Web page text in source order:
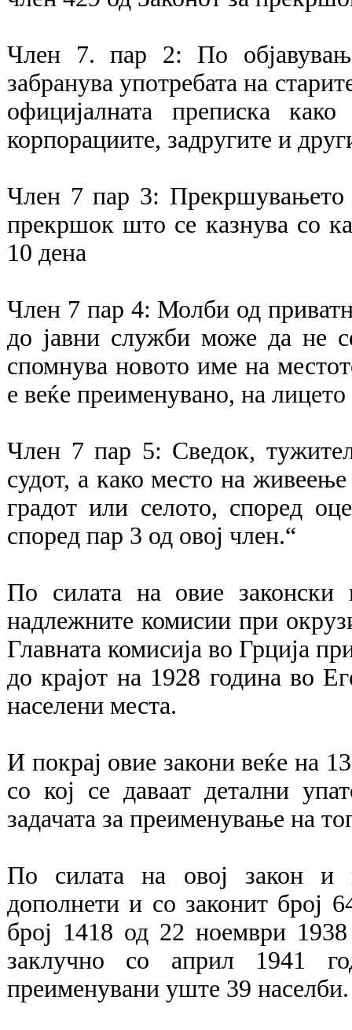
Член 7. пар 2: По
забранува употребата на
официјалната преписка
корпорациите, задругите и
Член 7 пар 3: Прекршувањето
прекршок што се казнува со
10 дена
Член 7 пар 4: Молби од
до јавни служби може да не
спомнува новото име на
е веќе преименувано, на лицето
Член 7 пар 5: Сведок,
судот, а како место на
градот или селото, според
според пар 3 од овој член.“
По силата на овие законски
надлежните комисии при
Главната комисија во Грција
до крајот на 1928 година во
населени места.
И покрај овие закони веќе на
со кој се даваат детални
задачата за преименување на
По силата на овој закон и
дополнети и со законит број
број 1418 од 22 ноември
заклучно со април 1941
преименувани уште 39 населби.